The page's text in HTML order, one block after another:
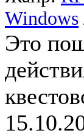
Windows
Это